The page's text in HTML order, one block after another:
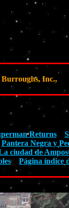
Inc.,
Returns
Pantera Negra y
ciudad de
Página índice